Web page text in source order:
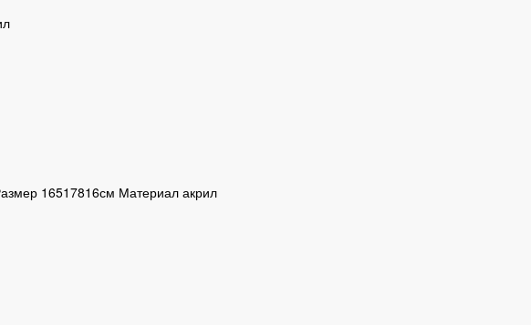
16517816см Материал акрил